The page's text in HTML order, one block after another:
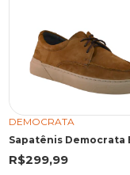
DEMOCRATA
R$299,99